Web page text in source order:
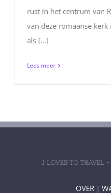
rust in het centrum van
van deze romaanse
als [...]
Lees meer
J LOVES TO TRAVEL
OVER |